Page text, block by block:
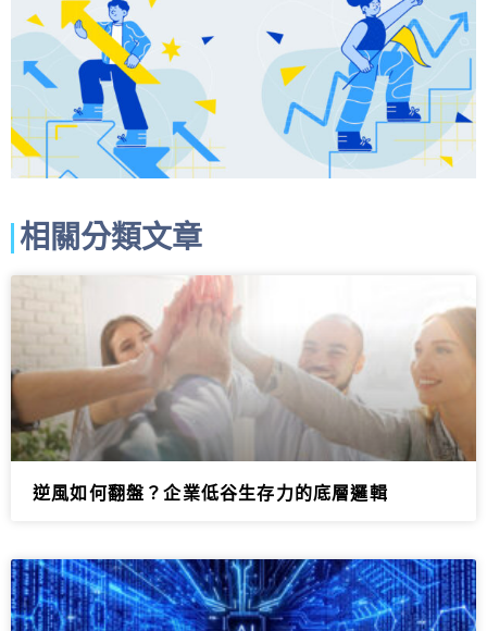
相關分類文章
逆風如何翻盤？企業低谷生存力的底層邏輯